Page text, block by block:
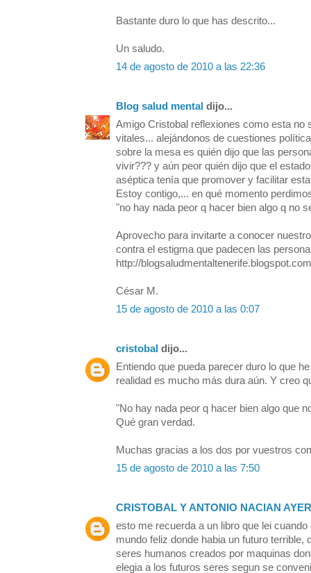
Bastante duro lo que has descrito...
Un saludo.
14 de agosto de 2010 a las 22:36
Blog salud mental dijo...
Amigo Cristobal reflexiones como esta no
vitales... alejándonos de cuestiones
sobre la mesa es quién dijo que las
vivir??? y aún peor quién dijo que el
aséptica tenía que promover y facilitar
Estoy contigo,... en qué momento
"no hay nada peor q hacer bien algo q no
Aprovecho para invitarte a conocer
contra el estigma que padecen las
http://
César M.
15 de agosto de 2010 a las 0:07
cristobal dijo...
Entiendo que pueda parecer duro lo que
realidad es mucho más dura aún. Y creo
"No hay nada peor q hacer bien algo que
Qué gran verdad.
Muchas gracias a los dos por vuestros
15 de agosto de 2010 a las 7:50
CRISTOBAL Y ANTONIO NACIAN AYER
esto me recuerda a un libro que lei
mundo feliz donde habia un futuro terrible,
seres humanos creados por maquinas
elegia a los futuros seres segun se